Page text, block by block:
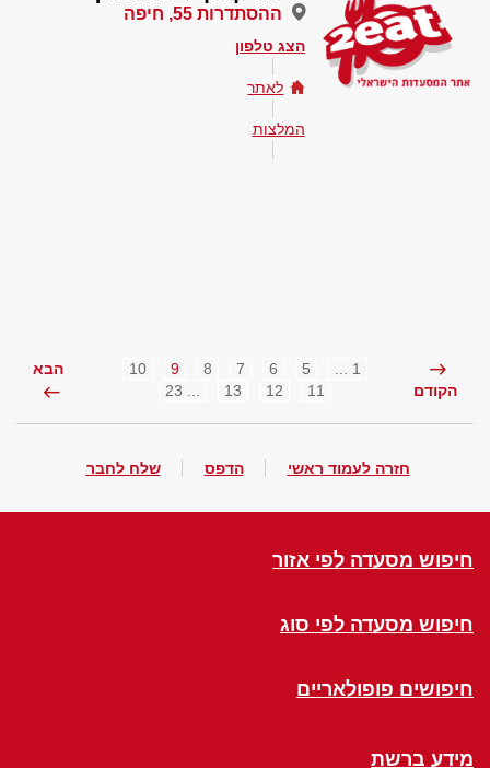
ההסתדרות 55, חיפה
הצג טלפון
לאתר
המלצות
הקודם
1 ...
5
6
7
8
9
10
11
12
13
הבא
חזרה לעמוד ראשי הדפס שלח לחבר
חיפוש מסעדה לפי אזור
חיפוש מסעדה לפי סוג
חיפושים פופולאריים
מידע ברשת